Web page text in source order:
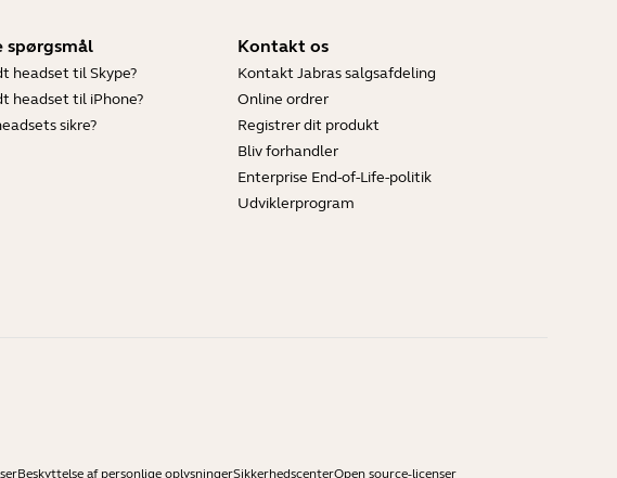
spørgsmål
headset til Skype?
headset til iPhone?
sikre?
Kontakt os
Kontakt Jabras salgsafdeling
Online ordrer
Registrer dit produkt
Bliv forhandler
Enterprise End-of-Life-politik
Udviklerprogram
Beskyttelse af personlige oplysningerSikkerhedscenterOpen source-licenser